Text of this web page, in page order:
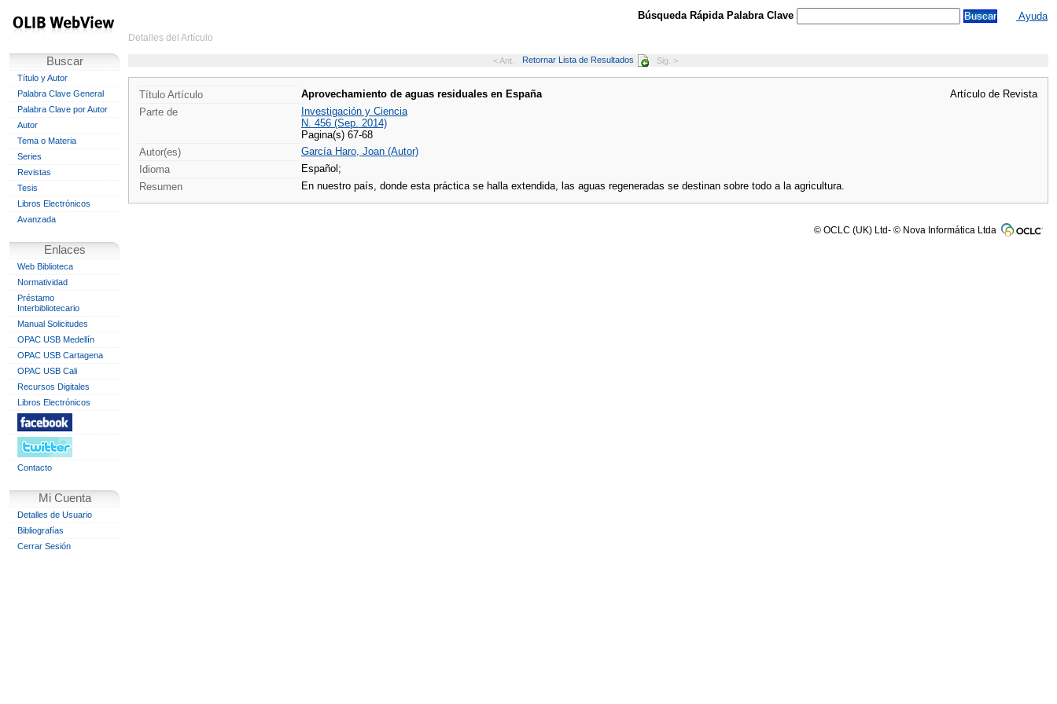
Buscar
Título y Autor
Palabra Clave General
Palabra Clave por Autor
Autor
Tema o Materia
Series
Revistas
Tesis
Libros Electrónicos
Avanzada
Enlaces
Web Biblioteca
Normatividad
Préstamo
Interbibliotecario
Manual Solicitudes
OPAC USB Medellín
OPAC USB Cartagena
OPAC USB Cali
Recursos Digitales
Libros Electrónicos
Contacto
Mi Cuenta
Detalles de Usuario
Bibliografías
Cerrar Sesión
Búsqueda Rápida Palabra Clave Ayuda
Detalles del Artículo
< Ant. Retornar Lista de Resultados Sig. >
Título Artículo Aprovechamiento de aguas residuales en España
Artículo de Revista
Parte de
Investigación y Ciencia
N. 456 (Sep. 2014)
Pagina(s) 67-68
Autor(es)
García Haro, Joan (Autor)
Idioma
Español;
Resumen
En nuestro país, donde esta práctica se halla extendida, las aguas regeneradas se destinan sobre todo a la agricultura.
© OCLC (UK) Ltd- © Nova Informática Ltda